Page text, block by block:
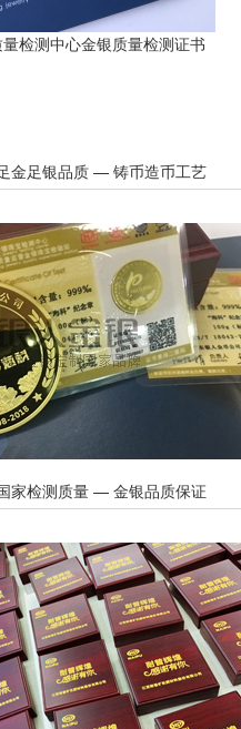
检测中心金银质量检测证书
金足银品质 — 铸币造币工艺
家检测质量 — 金银品质保证